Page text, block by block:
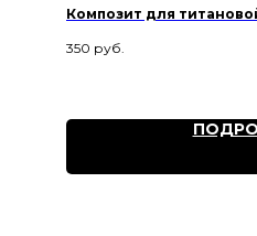
Композит для
350 руб.